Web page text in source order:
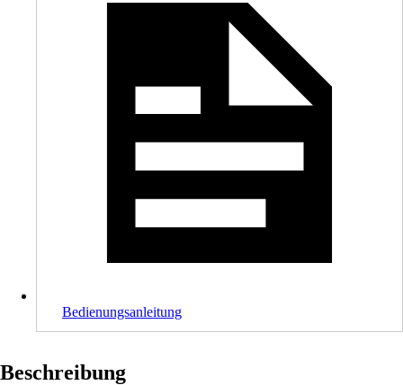
Bedienungsanleitung
Beschreibung